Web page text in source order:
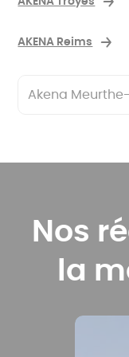
AKENA Reims
Nos
la